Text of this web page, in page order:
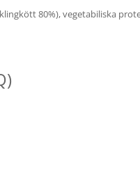
80%), vegetabiliska